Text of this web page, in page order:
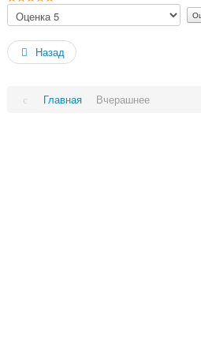
/
Пожалуйста,
оцените
Назад
Главная Вчерашнее